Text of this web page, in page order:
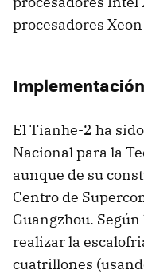
procesadores
El Tianhe-2 ha
Nacional para la
aunque de su
Centro de
Guangzhou.
realizar la
cuatrillones